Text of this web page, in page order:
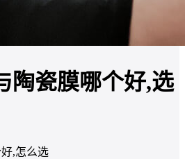
陶瓷膜哪个好,选
,怎么选